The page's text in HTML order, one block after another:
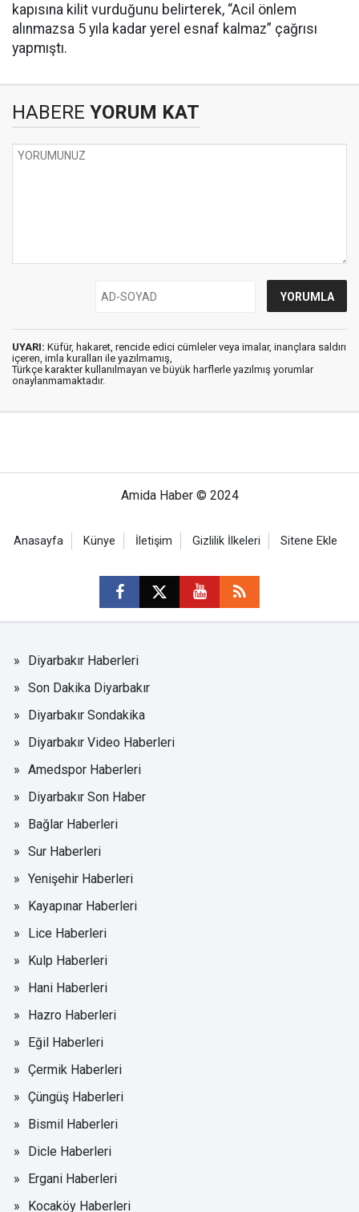
kapısına kilit vurduğunu belirterek, “Acil önlem
alınmazsa 5 yıla kadar yerel esnaf kalmaz” çağrısı
yapmıştı.
HABERE YORUM KAT
UYARI: Küfür, hakaret, rencide edici cümleler veya imalar, inançlara saldırı
içeren, imla kuralları ile yazılmamış,
Türkçe karakter kullanılmayan ve büyük harflerle yazılmış yorumlar
onaylanmamaktadır.
Amida Haber © 2024
Anasayfa Künye İletişim Gizlilik İlkeleri Sitene Ekle
Diyarbakır Haberleri
Son Dakika Diyarbakır
Diyarbakır Sondakika
Diyarbakır Video Haberleri
Amedspor Haberleri
Diyarbakır Son Haber
Bağlar Haberleri
Sur Haberleri
Yenişehir Haberleri
Kayapınar Haberleri
Lice Haberleri
Kulp Haberleri
Hani Haberleri
Hazro Haberleri
Eğil Haberleri
Çermik Haberleri
Çüngüş Haberleri
Bismil Haberleri
Dicle Haberleri
Ergani Haberleri
Kocaköy Haberleri